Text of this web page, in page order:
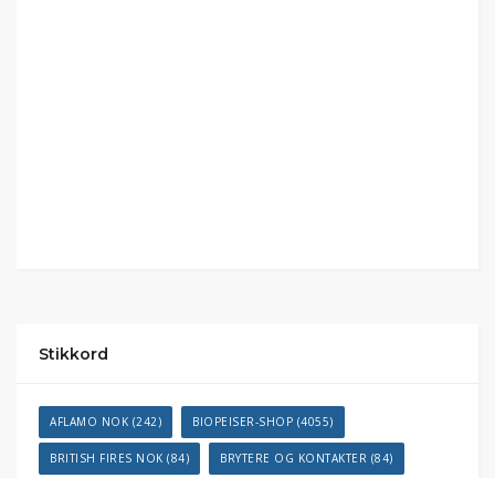
Stikkord
AFLAMO NOK (242) BIOPEISER-SHOP (4055)
BRITISH FIRES NOK (84) BRYTERE OG KONTAKTER (84)